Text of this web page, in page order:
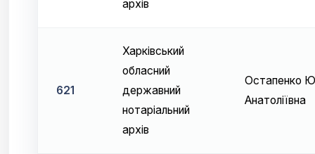
архів
621
Харківський
обласний
державний
нотаріальний
архів
Остапенко
Анатоліївна